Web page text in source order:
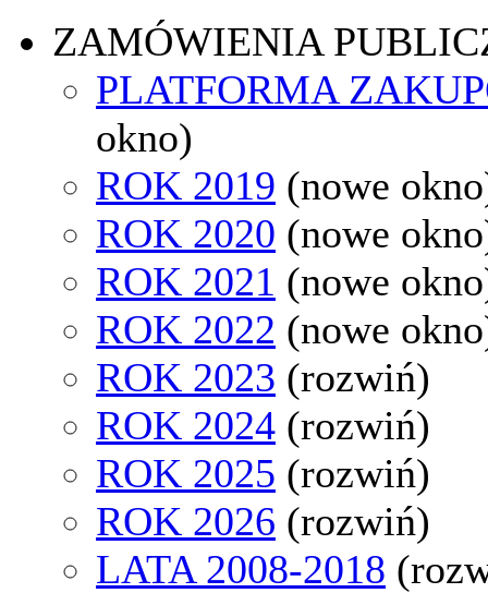
ZAMÓWIENIA
PLATFORMA
okno)
ROK 2019 (nowe
ROK 2020 (nowe
ROK 2021 (nowe
ROK 2022 (nowe
ROK 2023 (rozwiń)
ROK 2024 (rozwiń)
ROK 2025 (rozwiń)
ROK 2026 (rozwiń)
LATA 2008-2018